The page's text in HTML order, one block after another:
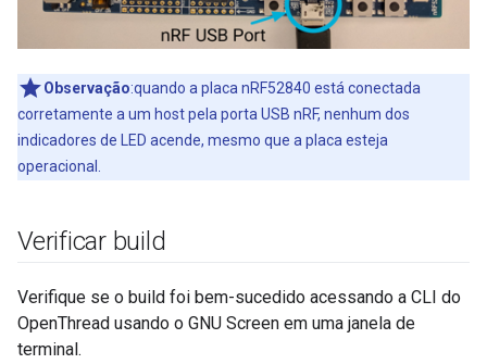
Observação:quando a placa nRF52840 está conectada
corretamente a um host pela porta USB nRF, nenhum dos
indicadores de LED acende, mesmo que a placa esteja
operacional.
Verificar build
Verifique se o build foi bem-sucedido acessando a CLI do
OpenThread usando o GNU Screen em uma janela de
terminal.